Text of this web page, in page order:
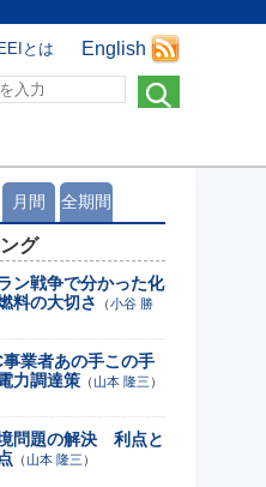
English
とは
月間 全期間
グ
ン戦争で分かった化
料の大切さ
（小谷 勝
事業者あの手この手
力調達策 （山本 隆三 ）
問題の解決 利点と
（山本 隆三 ）